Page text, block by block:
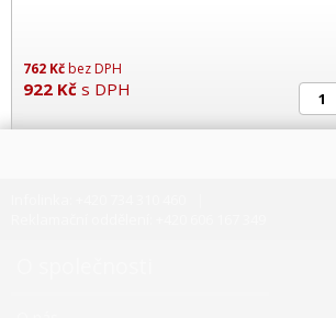
762 Kčbez DPH
922 Kč s DPH